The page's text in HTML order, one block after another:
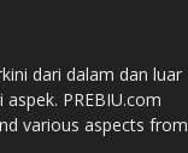
dari dalam dan luar
PREBIU.com
various aspects from